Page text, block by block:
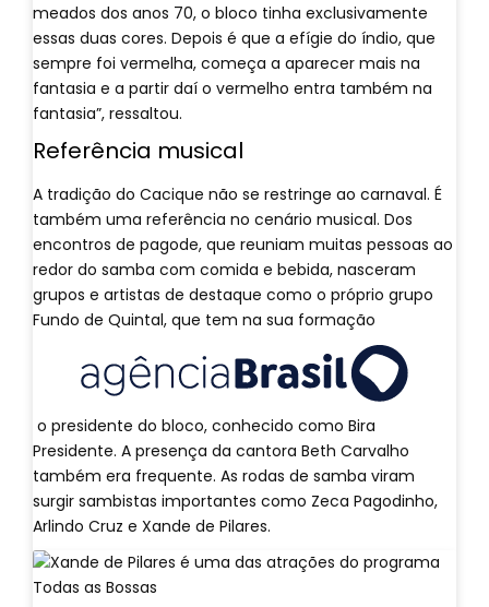
meados dos anos 70, o bloco tinha exclusivamente
essas duas cores. Depois é que a efígie do índio, que
sempre foi vermelha, começa a aparecer mais na
fantasia e a partir daí o vermelho entra também na
fantasia”, ressaltou.
Referência musical
A tradição do Cacique não se restringe ao carnaval. É
também uma referência no cenário musical. Dos
encontros de pagode, que reuniam muitas pessoas ao
redor do samba com comida e bebida, nasceram
grupos e artistas de destaque como o próprio grupo
Fundo de Quintal, que tem na sua formação
o presidente do bloco, conhecido como Bira
Presidente. A presença da cantora Beth Carvalho
também era frequente. As rodas de samba viram
surgir sambistas importantes como Zeca Pagodinho,
Arlindo Cruz e Xande de Pilares.